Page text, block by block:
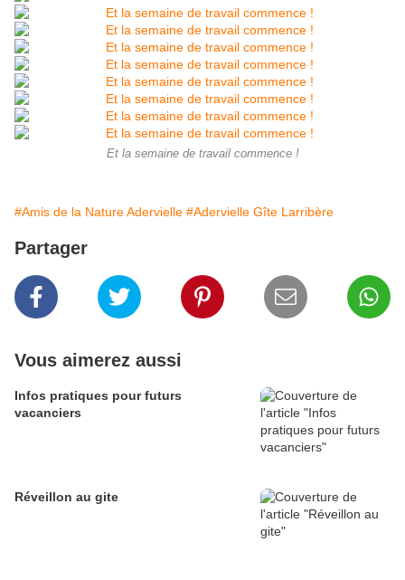
Et la semaine de travail commence !
#Amis de la Nature Adervielle #Adervielle Gîte Larribère
Partager
Vous aimerez aussi
Infos pratiques pour futurs
vacanciers
Réveillon au gite